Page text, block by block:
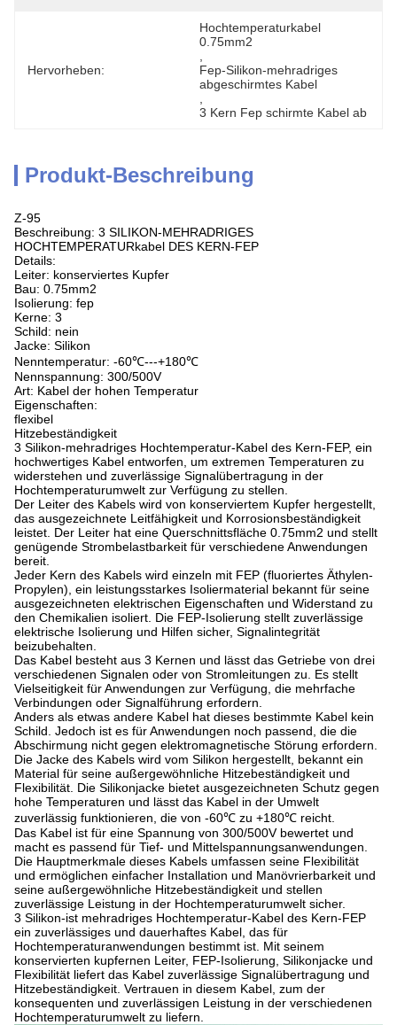
Hervorheben:
Hochtemperaturkabel
0.75mm2
Fep-Silikon-mehradriges
abgeschirmtes Kabel
3 Kern Fep schirmte Kabel ab
Produkt-Beschreibung
Z-95
Beschreibung: 3 SILIKON-MEHRADRIGES
HOCHTEMPERATURkabel DES KERN-FEP
Details:
Leiter: konserviertes Kupfer
Bau: 0.75mm2
Isolierung: fep
Kerne: 3
Schild: nein
Jacke: Silikon
Nenntemperatur: -60℃---+180℃
Nennspannung: 300/500V
Art: Kabel der hohen Temperatur
Eigenschaften:
flexibel
Hitzebeständigkeit
3 Silikon-mehradriges Hochtemperatur-Kabel des Kern-FEP, ein
hochwertiges Kabel entworfen, um extremen Temperaturen zu
widerstehen und zuverlässige Signalübertragung in der
Hochtemperaturumwelt zur Verfügung zu stellen.
Der Leiter des Kabels wird von konserviertem Kupfer hergestellt,
das ausgezeichnete Leitfähigkeit und Korrosionsbeständigkeit
leistet. Der Leiter hat eine Querschnittsfläche 0.75mm2 und stellt
genügende Strombelastbarkeit für verschiedene Anwendungen
bereit.
Jeder Kern des Kabels wird einzeln mit FEP (fluoriertes Äthylen-
Propylen), ein leistungsstarkes Isoliermaterial bekannt für seine
ausgezeichneten elektrischen Eigenschaften und Widerstand zu
den Chemikalien isoliert. Die FEP-Isolierung stellt zuverlässige
elektrische Isolierung und Hilfen sicher, Signalintegrität
beizubehalten.
Das Kabel besteht aus 3 Kernen und lässt das Getriebe von drei
verschiedenen Signalen oder von Stromleitungen zu. Es stellt
Vielseitigkeit für Anwendungen zur Verfügung, die mehrfache
Verbindungen oder Signalführung erfordern.
Anders als etwas andere Kabel hat dieses bestimmte Kabel kein
Schild. Jedoch ist es für Anwendungen noch passend, die die
Abschirmung nicht gegen elektromagnetische Störung erfordern.
Die Jacke des Kabels wird vom Silikon hergestellt, bekannt ein
Material für seine außergewöhnliche Hitzebeständigkeit und
Flexibilität. Die Silikonjacke bietet ausgezeichneten Schutz gegen
hohe Temperaturen und lässt das Kabel in der Umwelt
zuverlässig funktionieren, die von -60℃ zu +180℃ reicht.
Das Kabel ist für eine Spannung von 300/500V bewertet und
macht es passend für Tief- und Mittelspannungsanwendungen.
Die Hauptmerkmale dieses Kabels umfassen seine Flexibilität
und ermöglichen einfacher Installation und Manövrierbarkeit und
seine außergewöhnliche Hitzebeständigkeit und stellen
zuverlässige Leistung in der Hochtemperaturumwelt sicher.
3 Silikon-ist mehradriges Hochtemperatur-Kabel des Kern-FEP
ein zuverlässiges und dauerhaftes Kabel, das für
Hochtemperaturanwendungen bestimmt ist. Mit seinem
konservierten kupfernen Leiter, FEP-Isolierung, Silikonjacke und
Flexibilität liefert das Kabel zuverlässige Signalübertragung und
Hitzebeständigkeit. Vertrauen in diesem Kabel, zum der
konsequenten und zuverlässigen Leistung in der verschiedenen
Hochtemperaturumwelt zu liefern.